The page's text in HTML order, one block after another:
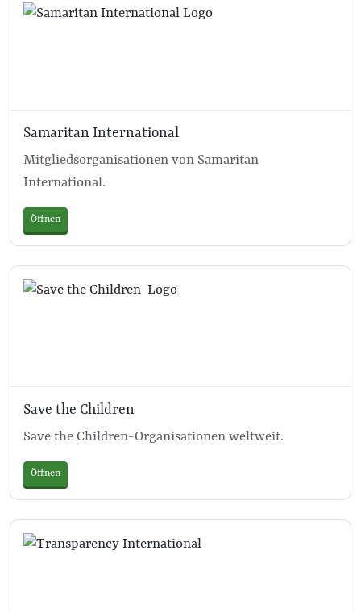
Samaritan International
Mitgliedsorganisationen von Samaritan
International.
Öffnen
Save the Children
Save the Children-Organisationen weltweit.
Öffnen